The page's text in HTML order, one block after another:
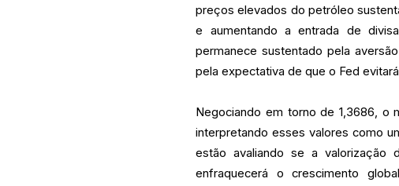
preços elevados do petróleo
e aumentando a entrada de
permanece sustentado pela
pela expectativa de que o Fed
Negociando em torno de 1,3686,
interpretando esses valores como
estão avaliando se a valorização
enfraquecerá o crescimento